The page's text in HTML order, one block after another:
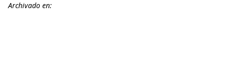
Archivado en: